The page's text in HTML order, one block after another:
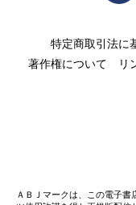
特定商取引法に
著作権について
リ
ＡＢＪマークは、この電子